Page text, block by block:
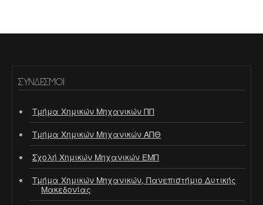
ΣΎΝΔΕΣΜΟΙ
Τμήμα Χημικών Μηχανικών ΠΠ
Τμήμα Χημικών Μηχανικών ΑΠΘ
Σχολή Χημικών Μηχανικών ΕΜΠ
Τμήμα Χημικών Μηχανικών, Πανεπιστήμιο Δυτικής
Μακεδονίας